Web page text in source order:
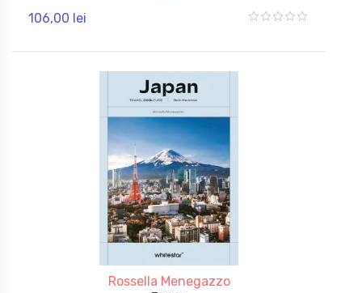
106,00 lei
Rossella Menegazzo